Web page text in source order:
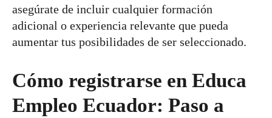
asegúrate de incluir cualquier formación
adicional o experiencia relevante que pueda
aumentar tus posibilidades de ser seleccionado.
Cómo registrarse en Educa
Empleo Ecuador: Paso a